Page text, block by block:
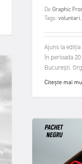
De Graphic
Tags:voluntari,
Ajuns la
în perioada
București.
Citește mai